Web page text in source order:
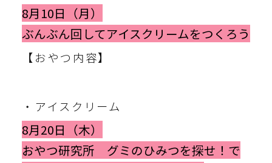
8月10日（月）
ぶんぶん回してアイスクリームをつくろう
【おやつ内容】
・アイスクリーム
8月20日（木）
おやつ研究所 グミのひみつを探せ！で